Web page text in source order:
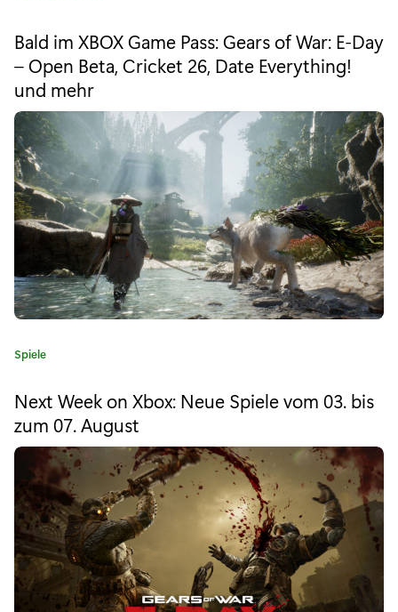
b
o
x
G
m
e
P
a
:
a
d
n
t
e
g
o
e
:
Bald im XBOX Game Pass: Gears of War: E-Day
– Open Beta, Cricket 26, Date Everything!
und mehr
K
e
g
o
e
:
Spiele
Next Week on Xbox: Neue Spiele vom 03. bis
zum 07. August